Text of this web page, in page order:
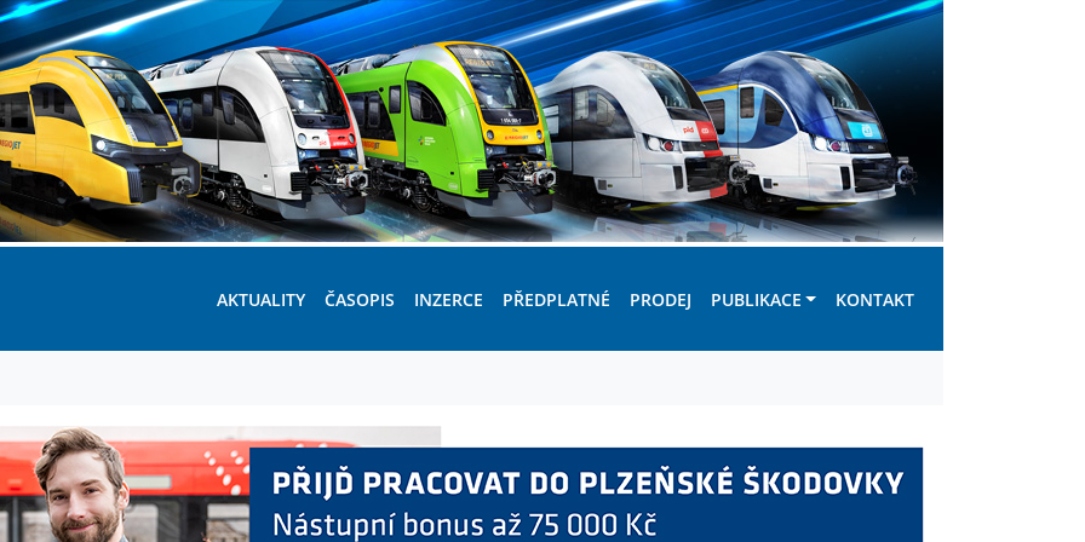
AKTUALITY ČASOPIS INZERCE PŘEDPLATNÉ PRODEJ PUBLIKACE KONTAKT